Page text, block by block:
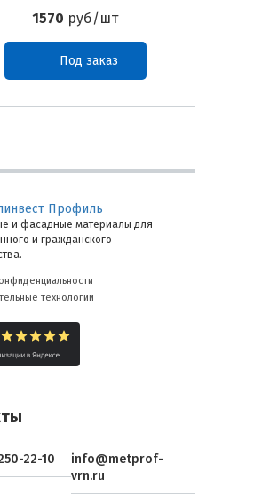
1570 руб/шт
Под заказ
и фасадные материалы для
и гражданского
технологии
22-10
info@metprof-
vrn.ru